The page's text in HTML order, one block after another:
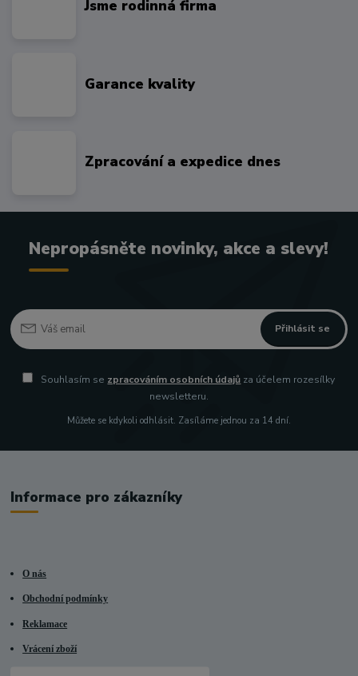
Jsme rodinná firma
Garance kvality
Zpracování a expedice dnes
Nepropásněte novinky, akce a slevy!
Přihlásit se
Souhlasím se zpracováním osobních údajů za účelem rozesílky
newsletteru.
Můžete se kdykoli odhlásit. Zasíláme jednou za 14 dní.
Informace pro zákazníky
O nás
Obchodní podmínky
Reklamace
Vrácení zboží